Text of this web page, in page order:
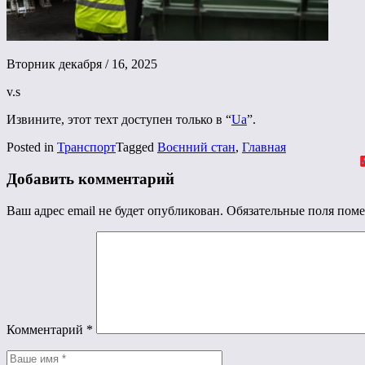
Вторник декабря / 16, 2025
v.s
Извините, этот техт доступен только в “Ua”.
Posted in ТранспортTagged Воєнний стан, Главная
Добавить комментарий
Ваш адрес email не будет опубликован. Обязательные поля
Комментарий *